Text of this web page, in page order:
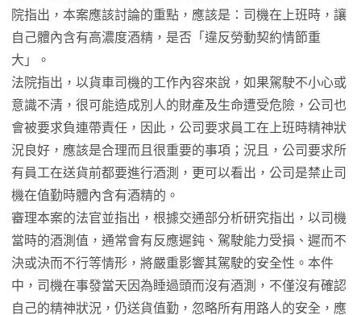
院指出，本案應該討論的重點，應該是：司機在上班時，讓
自己體內含有高濃度酒精，是否「違反勞動契約情節重
大」。
法院指出，以貨車司機的工作內容來說，如果駕駛不小心或
意識不清，很可能造成別人的財產及生命遭受危險，公司也
會被要求負連帶責任，因此，公司要求員工在上班時精神狀
況良好，應該是合理而且很重要的事項；況且，公司要求所
有員工在送貨前都要進行酒測，更可以看出，公司是禁止司
機在值勤時體內含有酒精的。
審理本案的法官並指出，根據交通部分析研究指出，以司機
當時的酒測值，通常會有反應遲鈍、駕駛能力受損、遲而不
決或決而不行等情形，將嚴重影響其駕駛的安全性。本件
中，司機在事發當天因為睡過頭而沒有酒測，不僅沒有確認
自己的精神狀況，仍送貨值勤，忽略所有用路人的安全，應